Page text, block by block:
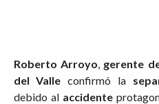
Roberto Arroyo, gerente
del Valle confirmó la
debido al accidente